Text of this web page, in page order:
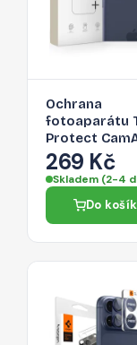
Ochrana
fotoaparátu
Protect
Fit+ pro
Pro – Deep
269 Kč
Skladem (2-4
Do